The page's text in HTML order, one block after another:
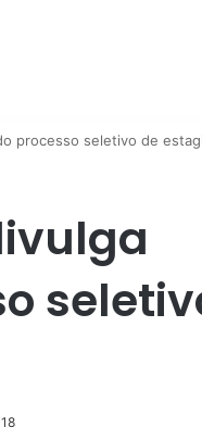
processo seletivo de